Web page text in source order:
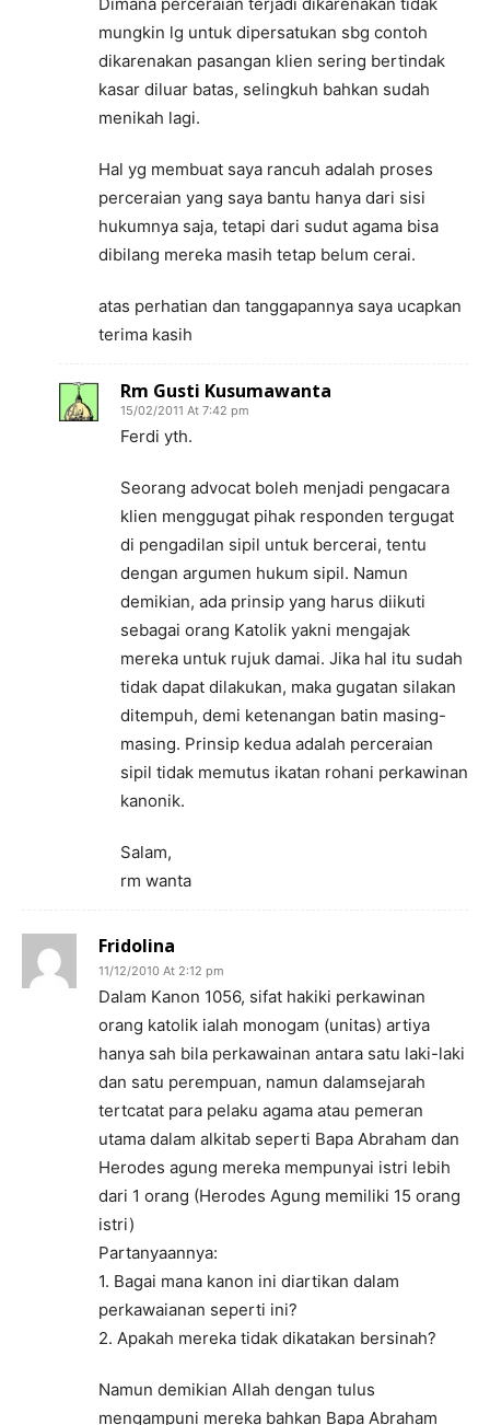
mungkin lg untuk dipersatukan sbg contoh
dikarenakan pasangan klien sering bertindak
kasar diluar batas, selingkuh bahkan sudah
menikah lagi.
Hal yg membuat saya rancuh adalah proses
perceraian yang saya bantu hanya dari sisi
hukumnya saja, tetapi dari sudut agama bisa
dibilang mereka masih tetap belum cerai.
atas perhatian dan tanggapannya saya ucapkan
terima kasih
Rm Gusti Kusumawanta
15/02/2011 At 7:42 pm
Ferdi yth.
Seorang advocat boleh menjadi pengacara
klien menggugat pihak responden tergugat
di pengadilan sipil untuk bercerai, tentu
dengan argumen hukum sipil. Namun
demikian, ada prinsip yang harus diikuti
sebagai orang Katolik yakni mengajak
mereka untuk rujuk damai. Jika hal itu sudah
tidak dapat dilakukan, maka gugatan silakan
ditempuh, demi ketenangan batin masing-
masing. Prinsip kedua adalah perceraian
sipil tidak memutus ikatan rohani perkawinan
kanonik.
Salam,
rm wanta
Fridolina
11/12/2010 At 2:12 pm
Dalam Kanon 1056, sifat hakiki perkawinan
orang katolik ialah monogam (unitas) artiya
hanya sah bila perkawainan antara satu laki-laki
dan satu perempuan, namun dalamsejarah
tertcatat para pelaku agama atau pemeran
utama dalam alkitab seperti Bapa Abraham dan
Herodes agung mereka mempunyai istri lebih
dari 1 orang (Herodes Agung memiliki 15 orang
istri)
Partanyaannya:
1. Bagai mana kanon ini diartikan dalam
perkawaianan seperti ini?
2. Apakah mereka tidak dikatakan bersinah?
Namun demikian Allah dengan tulus
mengampuni mereka bahkan Bapa Abraham